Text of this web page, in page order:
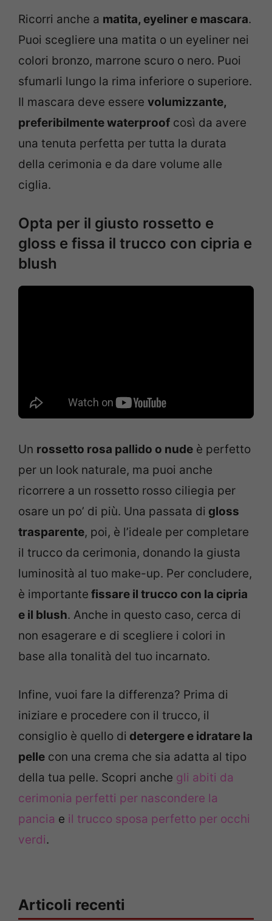
Ricorri anche a matita, eyeliner e mascara.
Puoi scegliere una matita o un eyeliner nei
colori bronzo, marrone scuro o nero. Puoi
sfumarli lungo la rima inferiore o superiore.
Il mascara deve essere volumizzante,
preferibilmente waterproof così da avere
una tenuta perfetta per tutta la durata
della cerimonia e da dare volume alle
ciglia.
Opta per il giusto rossetto e
gloss e fissa il trucco con cipria e
blush
Un rossetto rosa pallido o nude è perfetto
per un look naturale, ma puoi anche
ricorrere a un rossetto rosso ciliegia per
osare un po’ di più. Una passata di gloss
trasparente, poi, è l’ideale per completare
il trucco da cerimonia, donando la giusta
luminosità al tuo make-up. Per concludere,
è importante fissare il trucco con la cipria
e il blush. Anche in questo caso, cerca di
non esagerare e di scegliere i colori in
base alla tonalità del tuo incarnato.
Infine, vuoi fare la differenza? Prima di
iniziare e procedere con il trucco, il
consiglio è quello di detergere e idratare la
pelle con una crema che sia adatta al tipo
della tua pelle. Scopri anche gli abiti da
cerimonia perfetti per nascondere la
pancia e il trucco sposa perfetto per occhi
verdi.
Articoli recenti